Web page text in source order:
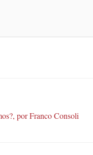
por Franco Consoli